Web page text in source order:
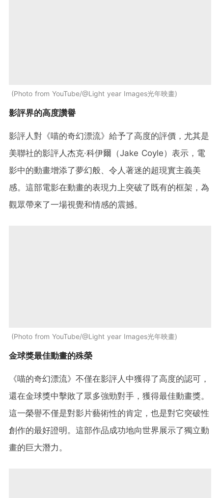
Photo from YouTube/@Light year Images光年映畫
影評界的高度讚譽
影評人對《喵的奇幻漂流》給予了高度的評價，尤其是
美聯社的影評人杰克·科伊爾（Jake Coyle）表示，電
影中的動畫增添了夢幻般、令人著迷的超現實主義美
感。這部電影在動畫的表現力上突破了既有的框架，為
觀眾帶來了一場視覺和情感的震撼。
Photo from YouTube/@Light year Images光年映畫
金球獎最佳動畫的殊榮
《喵的奇幻漂流》不僅在影評人中獲得了高度的認可，
還在金球獎中擊敗了眾多強勁對手，獲得最佳動畫獎。
這一榮譽不僅是對影片藝術性的肯定，也是對它突破性
創作的最好證明。這部作品成功地向世界展示了獨立動
畫的巨大潛力。